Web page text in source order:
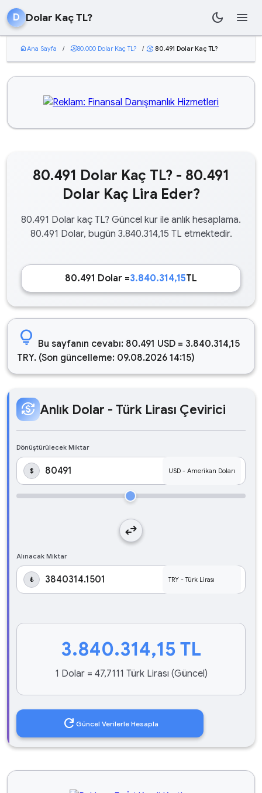
D Dolar Kaç TL? dark_mode menu
homeAna Sayfa / currency_exchange80.000 Dolar Kaç TL? / currency_exchange 80.491 Dolar Kaç TL?
80.491 Dolar Kaç TL? - 80.491
Dolar Kaç Lira Eder?
80.491 Dolar kaç TL? Güncel kur ile anlık hesaplama.
80.491 Dolar, bugün 3.840.314,15 TL etmektedir.
80.491 Dolar =3.840.314,15TL
lightbulb Bu sayfanın cevabı: 80.491 USD = 3.840.314,15
TRY. (Son güncelleme: 09.08.2026 14:15)
currency_exchange Anlık Dolar - Türk Lirası Çevirici
Dönüştürülecek Miktar
$
swap_horiz
Alınacak Miktar
₺
3.840.314,15 TL
1 Dolar = 47,7111 Türk Lirası (Güncel)
refresh Güncel Verilerle Hesapla